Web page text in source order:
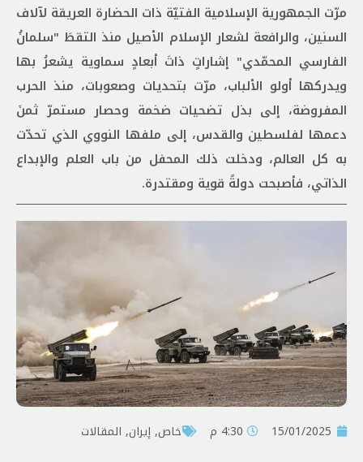
مرّت الجمهورية الإسلامية الفتيّة ذات الحضارة العريقة لآلاف
السنين، والرافعة لشعار الإسلام الأصيل منذ التقطَ "سلمانُ
الفارسي المحمّدي" إشاراتٍ ذاتَ أبعادٍ سماوية يشعرُ بها
ويدركها أولو الألباب، مرّت بتحديات وصعوبات، منذ الحرب
المفروضة، إلى بذل تضحيات ضخمة وحصار مستمرّ ثمنَ
دعمها لفلسطين والقدس، إلى ملفها النووي الذي تحدّت
به كل العالم، ودخلت ذلك المحفل من باب العلم والإبداع
الذاتي، فأصبحت دولةً قوية ومقتدرة.
15/01/2025 4:30 م خاص,إيران, المقالات